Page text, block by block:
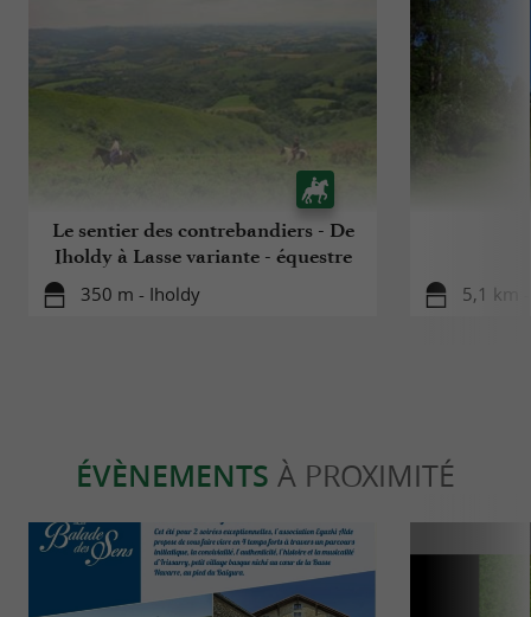
Le sentier des contrebandiers - De
Iholdy à Lasse variante - équestre
350 m - Iholdy 5,1 km
ÉVÈNEMENTS À PROXIMITÉ